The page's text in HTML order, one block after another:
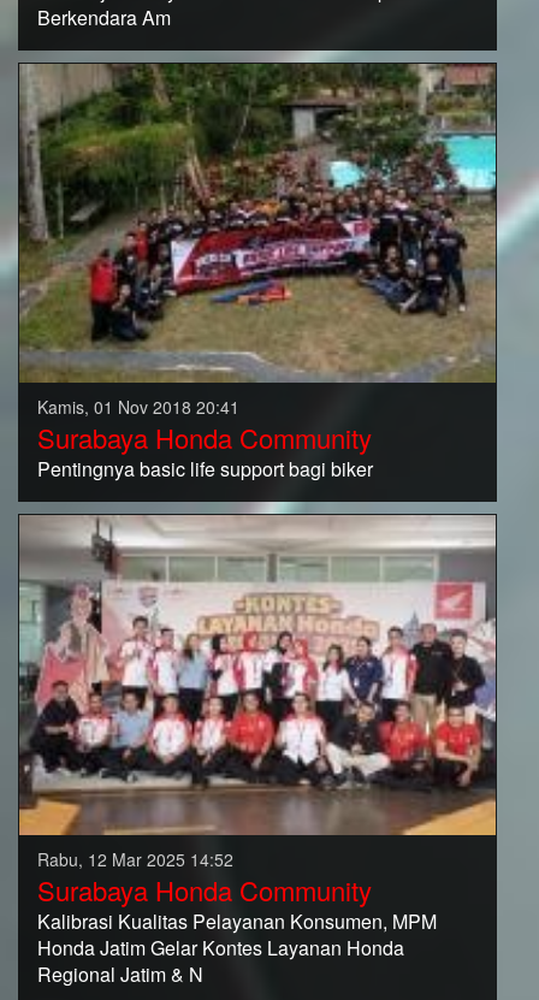
Berkendara Am
Kamis, 01 Nov 2018 20:41
Surabaya Honda Community
Pentingnya basic life support bagi biker
Rabu, 12 Mar 2025 14:52
Surabaya Honda Community
Kalibrasi Kualitas Pelayanan Konsumen, MPM
Honda Jatim Gelar Kontes Layanan Honda
Regional Jatim & N